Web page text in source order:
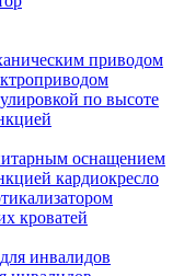
приводом
по высоте
оснащением
кардиокресло
кроватей
инвалидов